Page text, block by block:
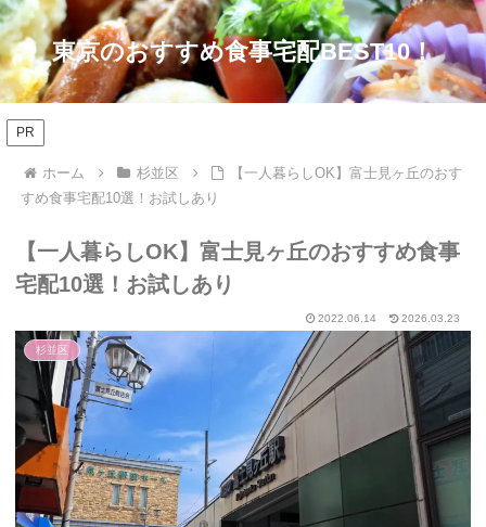
東京のおすすめ食事宅配BEST10！
PR
ホーム 杉並区
【一人暮らしOK】富士見ヶ丘のおす
すめ食事宅配10選！お試しあり
【一人暮らしOK】富士見ヶ丘のおすすめ食事
宅配10選！お試しあり
2022.06.14 2026.03.23
杉並区